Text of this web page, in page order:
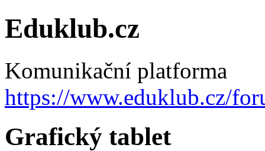
Eduklub.cz
Komunikační platforma
https://www.eduklub.cz/
Grafický tablet